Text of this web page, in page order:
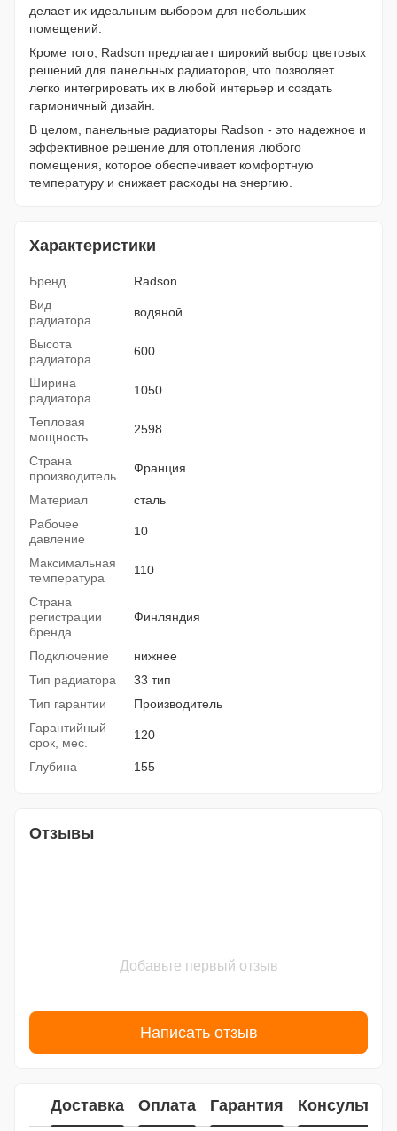
делает их идеальным выбором для небольших
помещений.
Кроме того, Radson предлагает широкий выбор цветовых
решений для панельных радиаторов, что позволяет
легко интегрировать их в любой интерьер и создать
гармоничный дизайн.
В целом, панельные радиаторы Radson - это надежное и
эффективное решение для отопления любого
помещения, которое обеспечивает комфортную
температуру и снижает расходы на энергию.
Характеристики
Бренд
Radson
Вид
радиатора
водяной
Высота
радиатора
600
Ширина
радиатора
1050
Тепловая
мощность
2598
Страна
производитель
Франция
Материал
сталь
Рабочее
давление
10
Максимальная
температура
110
Страна
регистрации
бренда
Финляндия
Подключение
нижнее
Тип радиатора
33 тип
Тип гарантии
Производитель
Гарантийный
срок, мес.
120
Глубина 155
Отзывы
Добавьте первый отзыв
Написать отзыв
Доставка Оплата Гарантия